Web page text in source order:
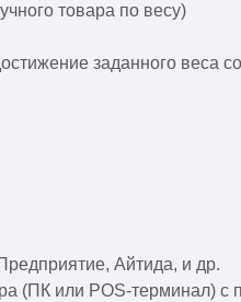
товара по весу)
заданного веса
Айтида, и др.
(ПК или POS-терминал)